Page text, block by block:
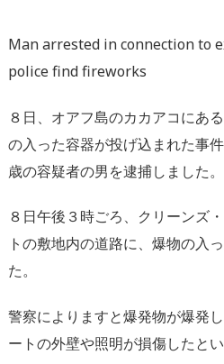
Man arrested in connection to
police find fireworks
８日、オアフ島のカカアコにあ
の入った容器が投げ込まれた事
歳の容疑者の男を逮捕しました。
８日午後３時ごろ、クリーンズ
トの敷地内の道路に、爆物の入
た。
警察によりますと爆発物が爆発
ートの外壁や照明が損傷したとい